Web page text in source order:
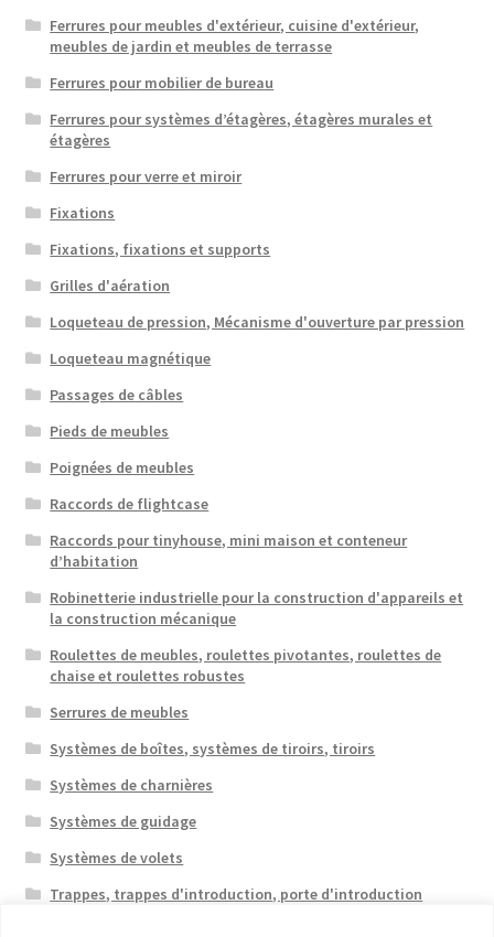
Ferrures pour meubles d'extérieur, cuisine d'extérieur,
meubles de jardin et meubles de terrasse
Ferrures pour mobilier de bureau
Ferrures pour systèmes d’étagères, étagères murales et
étagères
Ferrures pour verre et miroir
Fixations
Fixations, fixations et supports
Grilles d'aération
Loqueteau de pression, Mécanisme d'ouverture par pression
Loqueteau magnétique
Passages de câbles
Pieds de meubles
Poignées de meubles
Raccords de flightcase
Raccords pour tinyhouse, mini maison et conteneur
d’habitation
Robinetterie industrielle pour la construction d'appareils et
la construction mécanique
Roulettes de meubles, roulettes pivotantes, roulettes de
chaise et roulettes robustes
Serrures de meubles
Systèmes de boîtes, systèmes de tiroirs, tiroirs
Systèmes de charnières
Systèmes de guidage
Systèmes de volets
Trappes, trappes d'introduction, porte d'introduction